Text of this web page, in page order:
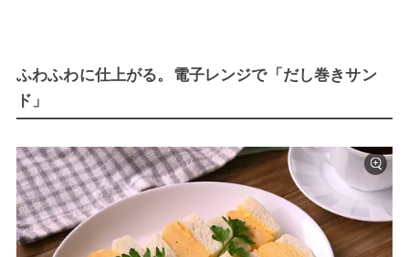
ふわふわに仕上がる。電子レンジで「だし巻きサン
ド」